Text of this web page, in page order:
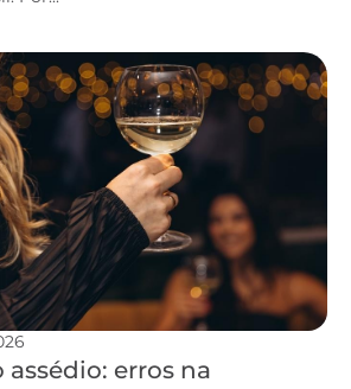
assédio: erros na